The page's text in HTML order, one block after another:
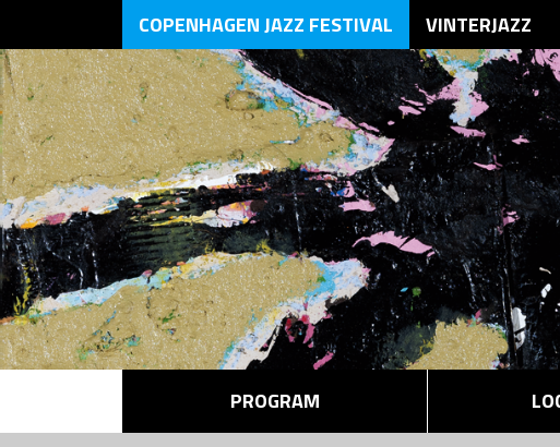
COPENHAGEN JAZZ FESTIVAL VINTERJAZZ
PROGRAM